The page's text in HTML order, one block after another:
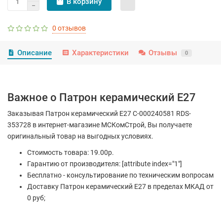
0 отзывов
Описание Характеристики Отзывы 0
Важное о Патрон керамический E27
Заказывая Патрон керамический E27 С-000240581 RDS-
353728 в интернет-магазине МСКомСтрой, Вы получаете
оригинальный товар на выгодных условиях.
Стоимость товара: 19.00р.
Гарантию от производителя: [attribute index="1"]
Бесплатно - консультирование по техническим вопросам
Доставку Патрон керамический E27 в пределах МКАД от
0 руб;